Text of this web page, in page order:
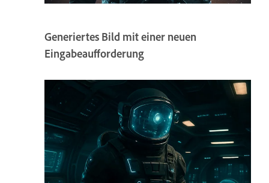
Generiertes Bild mit einer neuen
Eingabeaufforderung